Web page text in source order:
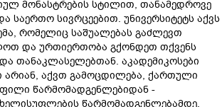
მონასტრების სტილით, თანამედროვე
საერთო სივრცეებით. უნივერსიტეტს აქვს
რომელიც საშუალებას გაძლევთ
და ურთიერთობა გქონდეთ თქვენს
თანაკლასელებთან. აკადემიკოსები
არიან, აქვთ გამოცდილება, ქართული
წარმომადგენლებიდან -
წარმომადგენლებამდე,